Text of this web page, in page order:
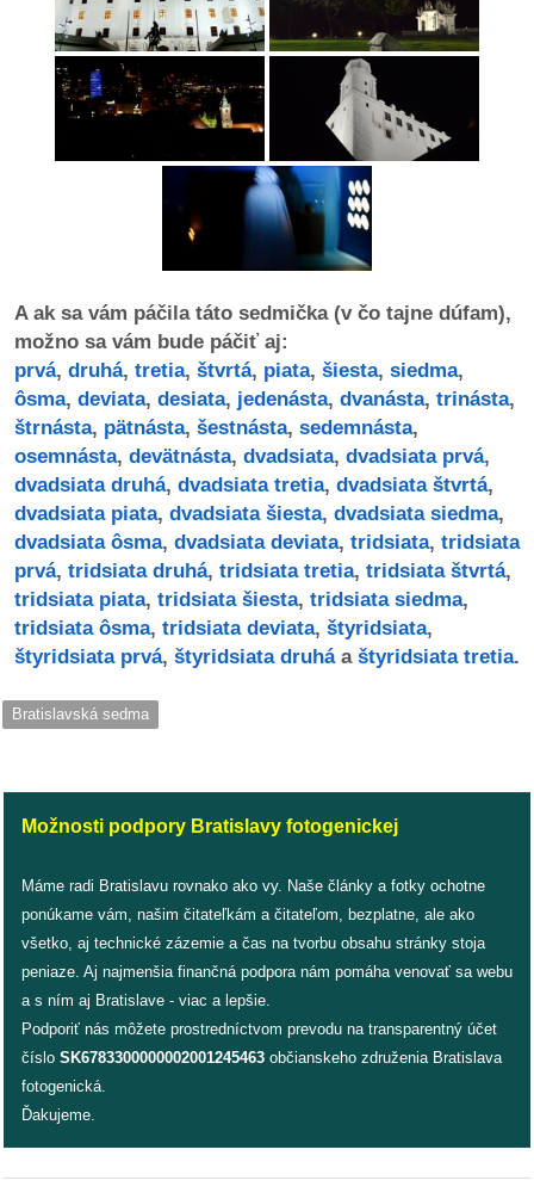
stavebné
konania
pripomienkové
petície
vychádzky
výstavy
zázemie
A ak sa vám páčila táto sedmička (v čo tajne dúfam),
možno sa vám bude páčiť aj:
prvá, druhá, tretia, štvrtá, piata, šiesta, siedma,
ôsma, deviata, desiata, jedenásta, dvanásta, trinásta,
štrnásta, pätnásta, šestnásta, sedemnásta,
osemnásta, devätnásta, dvadsiata, dvadsiata prvá,
dvadsiata druhá, dvadsiata tretia, dvadsiata štvrtá,
dvadsiata piata, dvadsiata šiesta, dvadsiata siedma,
dvadsiata ôsma, dvadsiata deviata, tridsiata, tridsiata
prvá, tridsiata druhá, tridsiata tretia, tridsiata štvrtá,
tridsiata piata, tridsiata šiesta, tridsiata siedma,
tridsiata ôsma, tridsiata deviata, štyridsiata,
štyridsiata prvá, štyridsiata druháa štyridsiata tretia.
Bratislavská sedma
Možnosti podpory Bratislavy fotogenickej
Máme radi Bratislavu rovnako ako vy. Naše články a fotky ochotne
ponúkame vám, našim čitateľkám a čitateľom, bezplatne, ale ako
všetko, aj technické zázemie a čas na tvorbu obsahu stránky stoja
peniaze. Aj najmenšia finančná podpora nám pomáha venovať sa webu
a s ním aj Bratislave - viac a lepšie.
Podporiť nás môžete prostredníctvom prevodu na transparentný účet
číslo SK6783300000002001245463 občianskeho združenia Bratislava
fotogenická.
Ďakujeme.